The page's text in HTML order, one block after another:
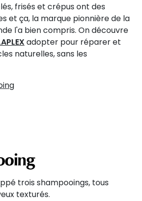
frisés et crépus ont des
et ça, la marque pionnière de la
l'a bien compris. On découvre
adopter pour réparer et
naturelles, sans les
trois shampooings, tous
texturés.